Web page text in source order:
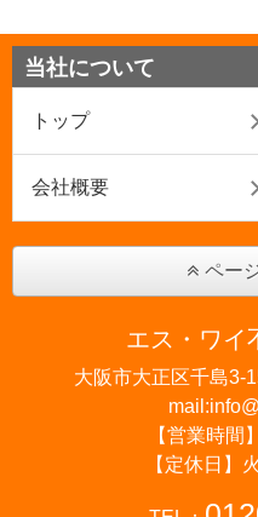
当社について
トップ
会社概要
ペー
エス・ワイ
大阪市大正区千島3-
【営業時間
【定休日】